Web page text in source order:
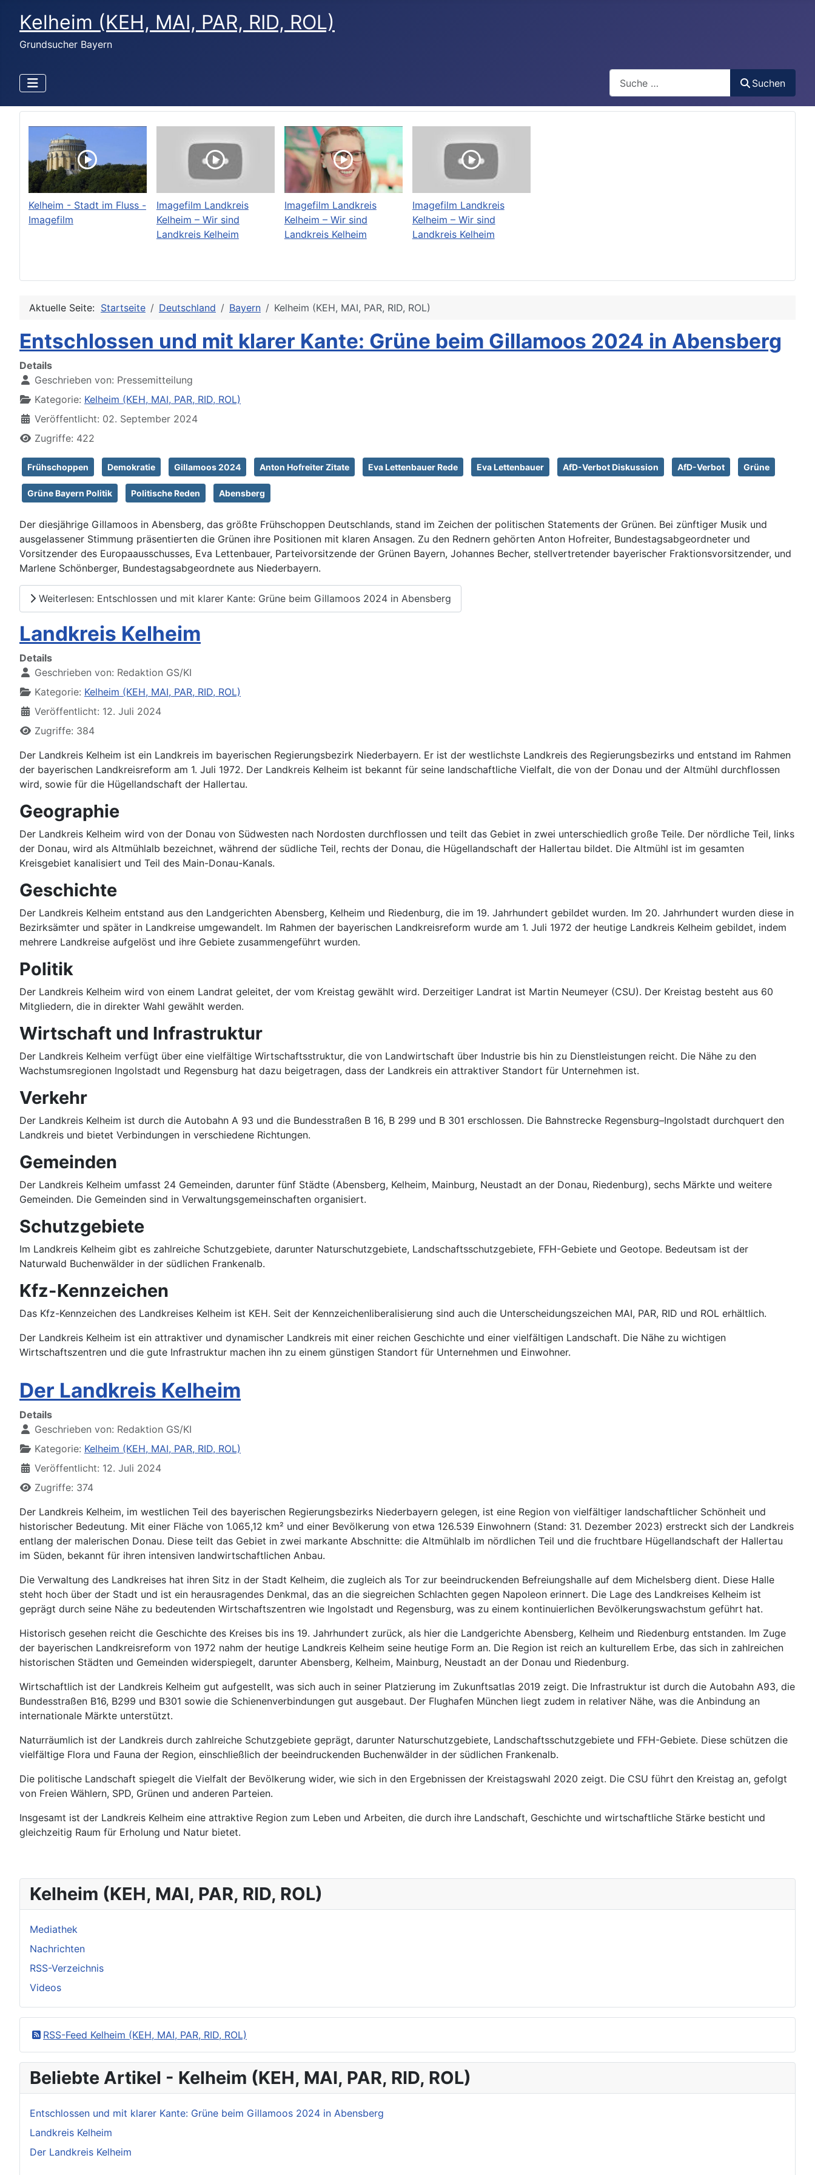
Kelheim (KEH, MAI, PAR, RID, ROL)
Grundsucher Bayern
Suchen
Kelheim - Stadt im Fluss -
Imagefilm
Imagefilm Landkreis
Kelheim – Wir sind
Landkreis Kelheim
Imagefilm Landkreis
Kelheim – Wir sind
Landkreis Kelheim
Imagefilm Landkreis
Kelheim – Wir sind
Landkreis Kelheim
Aktuelle Seite: Startseite Deutschland Bayern Kelheim (KEH, MAI, PAR, RID, ROL)
Entschlossen und mit klarer Kante: Grüne beim Gillamoos 2024 in Abensberg
Details
Geschrieben von: Pressemitteilung
Kategorie: Kelheim (KEH, MAI, PAR, RID, ROL)
Veröffentlicht: 02. September 2024
Zugriffe: 422
Frühschoppen Demokratie Gillamoos 2024 Anton Hofreiter Zitate Eva Lettenbauer Rede Eva Lettenbauer AfD-Verbot Diskussion AfD-Verbot Grüne
Grüne Bayern Politik Politische Reden Abensberg
Der diesjährige Gillamoos in Abensberg, das größte Frühschoppen Deutschlands, stand im Zeichen der politischen Statements der Grünen. Bei zünftiger Musik und
ausgelassener Stimmung präsentierten die Grünen ihre Positionen mit klaren Ansagen. Zu den Rednern gehörten Anton Hofreiter, Bundestagsabgeordneter und
Vorsitzender des Europaausschusses, Eva Lettenbauer, Parteivorsitzende der Grünen Bayern, Johannes Becher, stellvertretender bayerischer Fraktionsvorsitzender, und
Marlene Schönberger, Bundestagsabgeordnete aus Niederbayern.
Weiterlesen: Entschlossen und mit klarer Kante: Grüne beim Gillamoos 2024 in Abensberg
Landkreis Kelheim
Details
Geschrieben von: Redaktion GS/KI
Kategorie: Kelheim (KEH, MAI, PAR, RID, ROL)
Veröffentlicht: 12. Juli 2024
Zugriffe: 384
Der Landkreis Kelheim ist ein Landkreis im bayerischen Regierungsbezirk Niederbayern. Er ist der westlichste Landkreis des Regierungsbezirks und entstand im Rahmen
der bayerischen Landkreisreform am 1. Juli 1972. Der Landkreis Kelheim ist bekannt für seine landschaftliche Vielfalt, die von der Donau und der Altmühl durchflossen
wird, sowie für die Hügellandschaft der Hallertau.
Geographie
Der Landkreis Kelheim wird von der Donau von Südwesten nach Nordosten durchflossen und teilt das Gebiet in zwei unterschiedlich große Teile. Der nördliche Teil, links
der Donau, wird als Altmühlalb bezeichnet, während der südliche Teil, rechts der Donau, die Hügellandschaft der Hallertau bildet. Die Altmühl ist im gesamten
Kreisgebiet kanalisiert und Teil des Main-Donau-Kanals.
Geschichte
Der Landkreis Kelheim entstand aus den Landgerichten Abensberg, Kelheim und Riedenburg, die im 19. Jahrhundert gebildet wurden. Im 20. Jahrhundert wurden diese in
Bezirksämter und später in Landkreise umgewandelt. Im Rahmen der bayerischen Landkreisreform wurde am 1. Juli 1972 der heutige Landkreis Kelheim gebildet, indem
mehrere Landkreise aufgelöst und ihre Gebiete zusammengeführt wurden.
Politik
Der Landkreis Kelheim wird von einem Landrat geleitet, der vom Kreistag gewählt wird. Derzeitiger Landrat ist Martin Neumeyer (CSU). Der Kreistag besteht aus 60
Mitgliedern, die in direkter Wahl gewählt werden.
Wirtschaft und Infrastruktur
Der Landkreis Kelheim verfügt über eine vielfältige Wirtschaftsstruktur, die von Landwirtschaft über Industrie bis hin zu Dienstleistungen reicht. Die Nähe zu den
Wachstumsregionen Ingolstadt und Regensburg hat dazu beigetragen, dass der Landkreis ein attraktiver Standort für Unternehmen ist.
Verkehr
Der Landkreis Kelheim ist durch die Autobahn A 93 und die Bundesstraßen B 16, B 299 und B 301 erschlossen. Die Bahnstrecke Regensburg–Ingolstadt durchquert den
Landkreis und bietet Verbindungen in verschiedene Richtungen.
Gemeinden
Der Landkreis Kelheim umfasst 24 Gemeinden, darunter fünf Städte (Abensberg, Kelheim, Mainburg, Neustadt an der Donau, Riedenburg), sechs Märkte und weitere
Gemeinden. Die Gemeinden sind in Verwaltungsgemeinschaften organisiert.
Schutzgebiete
Im Landkreis Kelheim gibt es zahlreiche Schutzgebiete, darunter Naturschutzgebiete, Landschaftsschutzgebiete, FFH-Gebiete und Geotope. Bedeutsam ist der
Naturwald Buchenwälder in der südlichen Frankenalb.
Kfz-Kennzeichen
Das Kfz-Kennzeichen des Landkreises Kelheim ist KEH. Seit der Kennzeichenliberalisierung sind auch die Unterscheidungszeichen MAI, PAR, RID und ROL erhältlich.
Der Landkreis Kelheim ist ein attraktiver und dynamischer Landkreis mit einer reichen Geschichte und einer vielfältigen Landschaft. Die Nähe zu wichtigen
Wirtschaftszentren und die gute Infrastruktur machen ihn zu einem günstigen Standort für Unternehmen und Einwohner.
Der Landkreis Kelheim
Details
Geschrieben von: Redaktion GS/KI
Kategorie: Kelheim (KEH, MAI, PAR, RID, ROL)
Veröffentlicht: 12. Juli 2024
Zugriffe: 374
Der Landkreis Kelheim, im westlichen Teil des bayerischen Regierungsbezirks Niederbayern gelegen, ist eine Region von vielfältiger landschaftlicher Schönheit und
historischer Bedeutung. Mit einer Fläche von 1.065,12 km² und einer Bevölkerung von etwa 126.539 Einwohnern (Stand: 31. Dezember 2023) erstreckt sich der Landkreis
entlang der malerischen Donau. Diese teilt das Gebiet in zwei markante Abschnitte: die Altmühlalb im nördlichen Teil und die fruchtbare Hügellandschaft der Hallertau
im Süden, bekannt für ihren intensiven landwirtschaftlichen Anbau.
Die Verwaltung des Landkreises hat ihren Sitz in der Stadt Kelheim, die zugleich als Tor zur beeindruckenden Befreiungshalle auf dem Michelsberg dient. Diese Halle
steht hoch über der Stadt und ist ein herausragendes Denkmal, das an die siegreichen Schlachten gegen Napoleon erinnert. Die Lage des Landkreises Kelheim ist
geprägt durch seine Nähe zu bedeutenden Wirtschaftszentren wie Ingolstadt und Regensburg, was zu einem kontinuierlichen Bevölkerungswachstum geführt hat.
Historisch gesehen reicht die Geschichte des Kreises bis ins 19. Jahrhundert zurück, als hier die Landgerichte Abensberg, Kelheim und Riedenburg entstanden. Im Zuge
der bayerischen Landkreisreform von 1972 nahm der heutige Landkreis Kelheim seine heutige Form an. Die Region ist reich an kulturellem Erbe, das sich in zahlreichen
historischen Städten und Gemeinden widerspiegelt, darunter Abensberg, Kelheim, Mainburg, Neustadt an der Donau und Riedenburg.
Wirtschaftlich ist der Landkreis Kelheim gut aufgestellt, was sich auch in seiner Platzierung im Zukunftsatlas 2019 zeigt. Die Infrastruktur ist durch die Autobahn A93, die
Bundesstraßen B16, B299 und B301 sowie die Schienenverbindungen gut ausgebaut. Der Flughafen München liegt zudem in relativer Nähe, was die Anbindung an
internationale Märkte unterstützt.
Naturräumlich ist der Landkreis durch zahlreiche Schutzgebiete geprägt, darunter Naturschutzgebiete, Landschaftsschutzgebiete und FFH-Gebiete. Diese schützen die
vielfältige Flora und Fauna der Region, einschließlich der beeindruckenden Buchenwälder in der südlichen Frankenalb.
Die politische Landschaft spiegelt die Vielfalt der Bevölkerung wider, wie sich in den Ergebnissen der Kreistagswahl 2020 zeigt. Die CSU führt den Kreistag an, gefolgt
von Freien Wählern, SPD, Grünen und anderen Parteien.
Insgesamt ist der Landkreis Kelheim eine attraktive Region zum Leben und Arbeiten, die durch ihre Landschaft, Geschichte und wirtschaftliche Stärke besticht und
gleichzeitig Raum für Erholung und Natur bietet.
Kelheim (KEH, MAI, PAR, RID, ROL)
Mediathek
Nachrichten
RSS-Verzeichnis
Videos
RSS-Feed Kelheim (KEH, MAI, PAR, RID, ROL)
Beliebte Artikel - Kelheim (KEH, MAI, PAR, RID, ROL)
Entschlossen und mit klarer Kante: Grüne beim Gillamoos 2024 in Abensberg
Landkreis Kelheim
Der Landkreis Kelheim